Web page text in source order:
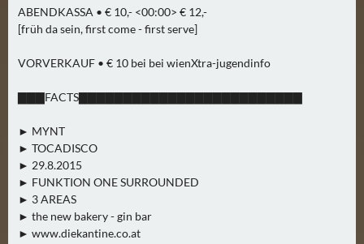
M
B
R
0
)
ABENDKASSA • € 10,- <00:00> € 12,-
[früh da sein, first come - first serve]
VORVERKAUF • € 10 bei bei wienXtra-jugendinfo
▇▇▇FACTS▇▇▇▇▇▇▇▇▇▇▇▇▇▇▇▇▇▇▇▇▇▇▇▇▇
► MYNT
► TOCADISCO
► 29.8.2015
► FUNKTION ONE SURROUNDED
► 3 AREAS
► the new bakery - gin bar
► www.diekantine.co.at